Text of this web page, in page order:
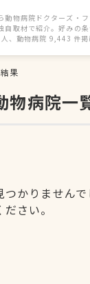
物病院ドクターズ・フ
自取材で紹介。好みの条
、動物病院 9,443 件
果
物病院一
かりませんで
さい。